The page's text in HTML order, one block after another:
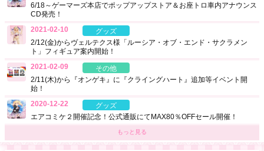
6/18～ゲーマーズ本店でポップアップストア＆お座トロ車内アナウンス
CD発売！
2021-02-10
グッズ
2/12(金)からヴェルテクス様「ルーシア・オブ・エンド・サクラメン
ト」フィギュア案内開始！
2021-02-09
その他
2/11(木)から『オンゲキ』に『クライングハート』追加等イベント開
始！
2020-12-22
グッズ
エアコミケ２開催記念！公式通販にてMAX80％OFFセール開催！
もっと見る